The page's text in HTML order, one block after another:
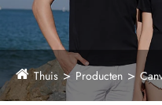
Thuis Producten